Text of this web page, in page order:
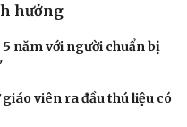
hưởng
năm với người chuẩn bị
viên ra đầu thú liệu có